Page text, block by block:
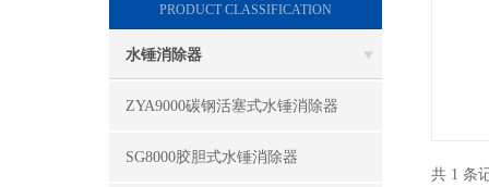
PRODUCT CLASSIFICATION
水锤消除器
ZYA9000碳钢活塞式水锤消除器
SG8000胶胆式水锤消除器
共 1 条